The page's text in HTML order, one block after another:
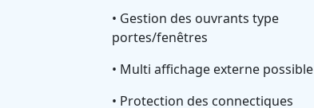
• Gestion des ouvrants type
portes/fenêtres
• Multi affichage externe possible
• Protection des connectiques